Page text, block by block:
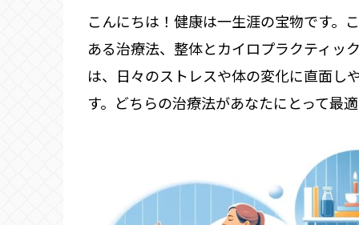
こんにちは！健康は一生涯の宝物です。
ある治療法、整体とカイロプラクティッ
は、日々のストレスや体の変化に直面し
す。どちらの治療法があなたにとって最